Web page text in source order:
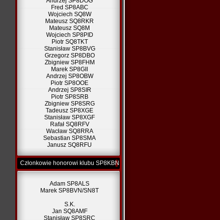
Fred SP8ABC
Wojciech SQ8W
Mateusz SQ8RKR
Mateusz SQ8M
Wojciech SP8PID
Piotr SQ8TKT
Stanisław SP8BVG
Grzegorz SP8DBO
Zbigniew SP8FHM
Marek SP8GII
Andrzej SP8OBW
Piotr SP8OOE
Andrzej SP8SIR
Piotr SP8SRB
Zbigniew SP8SRG
Tadeusz SP8XGE
Stanisław SP8XGF
Rafał SQ8RFV
Wacław SQ8RRA
Sebastian SP8SMA
Janusz SQ8RFU
Członkowie honorowi klubu SP8KBN
Adam SP8ALS
Marek SP8BVN/SN8T
S.K.
Jan SQ8AMF
Stanisław SP8SRC